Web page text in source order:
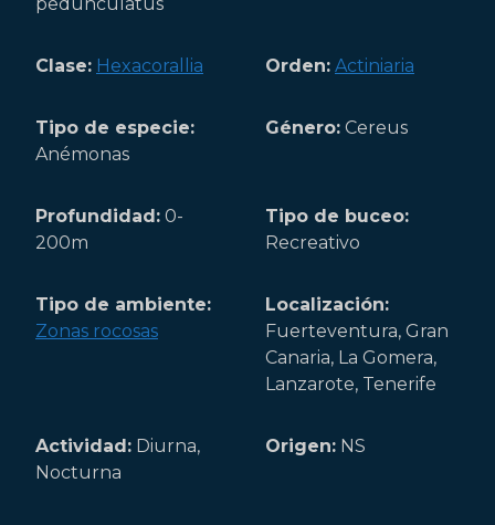
Clase: Hexacorallia Orden: Actiniaria
Tipo de especie:
Anémonas
Género: Cereus
Profundidad: 0-
200m
Tipo de buceo:
Recreativo
Tipo de ambiente:
Zonas rocosas
Localización:
Fuerteventura, Gran
Canaria, La Gomera,
Lanzarote, Tenerife
Actividad: Diurna,
Nocturna
Origen: NS